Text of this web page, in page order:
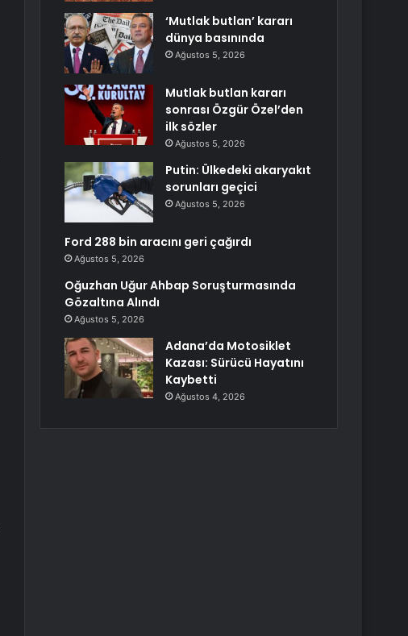
‘Mutlak butlan’ kararı
dünya basınında
Ağustos 5, 2026
Mutlak butlan kararı
sonrası Özgür Özel’den
ilk sözler
Ağustos 5, 2026
Putin: Ülkedeki akaryakıt
sorunları geçici
Ağustos 5, 2026
Ford 288 bin aracını geri çağırdı
Ağustos 5, 2026
Oğuzhan Uğur Ahbap Soruşturmasında
Gözaltına Alındı
Ağustos 5, 2026
Adana’da Motosiklet
Kazası: Sürücü Hayatını
Kaybetti
Ağustos 4, 2026